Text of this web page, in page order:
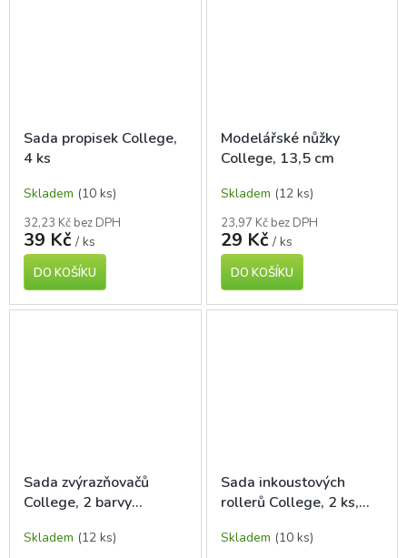
Sada propisek College,
4 ks
Skladem (10 ks)
32,23 Kč bez DPH
39 Kč / ks
DO KOŠÍKU
Modelářské nůžky
College, 13,5 cm
Skladem (12 ks)
23,97 Kč bez DPH
29 Kč / ks
DO KOŠÍKU
Sada zvýrazňovačů
College, 2 barvy
Skladem (12 ks)
Sada inkoustových
rollerů College, 2 ks,
Skladem (10 ks)